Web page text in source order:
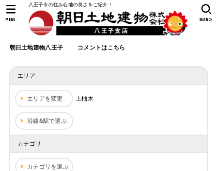
八王子市の住み心地の良さをご紹介！
朝日土地建物八王子 コメントはこちら
SEARCH
MENU
エリア
エリアを変更 上柚木
沿線&駅で選ぶ
カテゴリ
カテゴリを選ぶ